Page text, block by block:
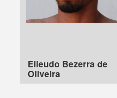
Elieudo Bezerra de
Oliveira